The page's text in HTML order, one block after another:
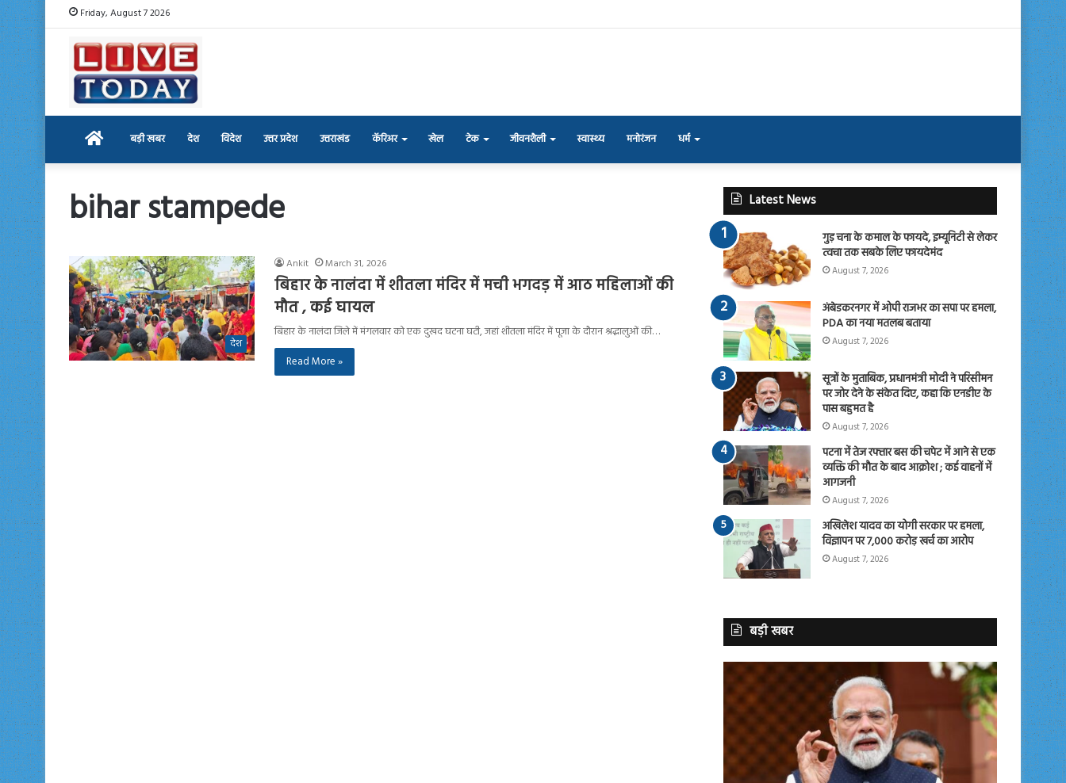
Friday, August 7 2026
Home बड़ी खबर देश विदेश उत्तर प्रदेश उत्तराखंड कॅरिअर खेल टेक जीवनशैली स्वास्थ्य मनोरंजन धर्म
bihar stampede
देश
Ankit March 31, 2026
बिहार के नालंदा में शीतला मंदिर में मची भगदड़ में आठ महिलाओं की
मौत , कई घायल
बिहार के नालंदा जिले में मंगलवार को एक दुखद घटना घटी, जहां शीतला मंदिर में पूजा के दौरान श्रद्धालुओं की…
Read More »
Latest News
गुड़ चना के कमाल के फायदे, इम्यूनिटी से लेकर
त्वचा तक सबके लिए फायदेमंद
August 7, 2026
अंबेडकरनगर में ओपी राजभर का सपा पर हमला,
PDA का नया मतलब बताया
August 7, 2026
सूत्रों के मुताबिक, प्रधानमंत्री मोदी ने परिसीमन
पर जोर देने के संकेत दिए, कहा कि एनडीए के
पास बहुमत है
August 7, 2026
पटना में तेज रफ्तार बस की चपेट में आने से एक
व्यक्ति की मौत के बाद आक्रोश ; कई वाहनों में
आगजनी
August 7, 2026
अखिलेश यादव का योगी सरकार पर हमला,
विज्ञापन पर 7,000 करोड़ खर्च का आरोप
August 7, 2026
बड़ी खबर